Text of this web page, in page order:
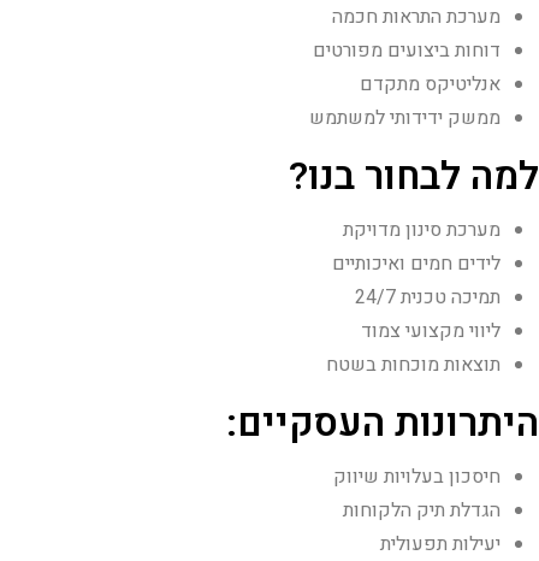
מערכת התראות חכמה
דוחות ביצועים מפורטים
אנליטיקס מתקדם
ממשק ידידותי למשתמש
למה לבחור בנו?
מערכת סינון מדויקת
לידים חמים ואיכותיים
תמיכה טכנית 24/7
ליווי מקצועי צמוד
תוצאות מוכחות בשטח
היתרונות העסקיים:
חיסכון בעלויות שיווק
הגדלת תיק הלקוחות
יעילות תפעולית